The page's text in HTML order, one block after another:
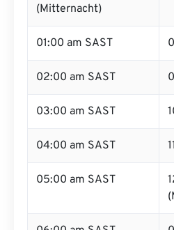
(Mitternacht)
01:00 am SAST
02:00 am SAST
03:00 am SAST
04:00 am SAST
05:00 am SAST